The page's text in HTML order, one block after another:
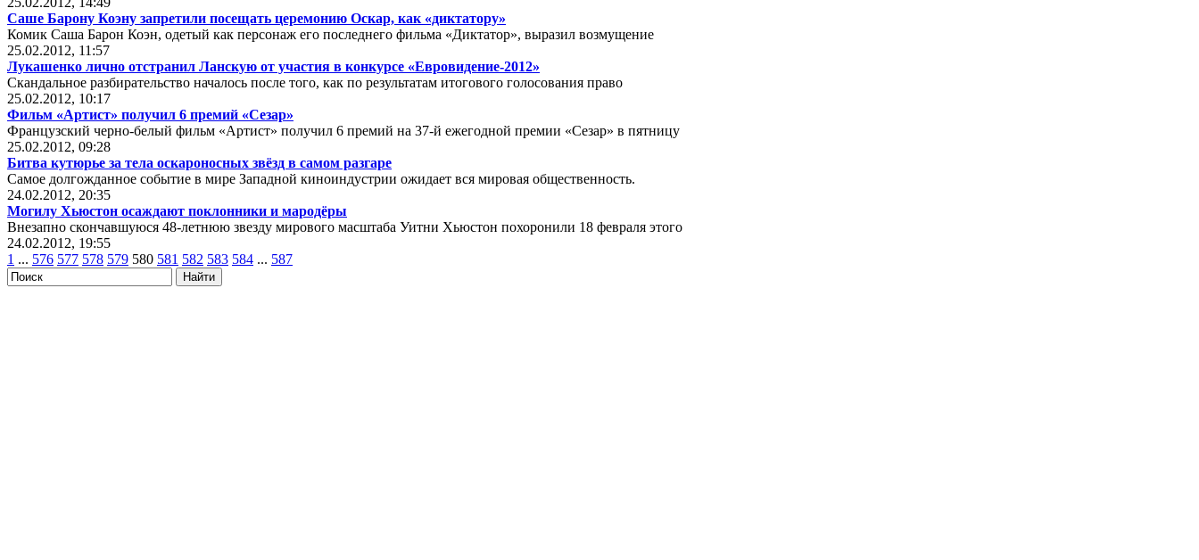
Саше Барону Коэну запретили посещать церемонию Оскар, как «диктатору»
Комик Саша Барон Коэн, одетый как персонаж его последнего фильма «Диктатор», выразил возмущение
25.02.2012, 11:57
Лукашенко лично отстранил Ланскую от участия в конкурсе «Евровидение-2012»
Скандальное разбирательство началось после того, как по результатам итогового голосования право
25.02.2012, 10:17
Фильм «Артист» получил 6 премий «Сезар»
Французский черно-белый фильм «Артист» получил 6 премий на 37-й ежегодной премии «Сезар» в пятницу
25.02.2012, 09:28
Битва кутюрье за тела оскароносных звёзд в самом разгаре
Самое долгожданное событие в мире Западной киноиндустрии ожидает вся мировая общественность.
24.02.2012, 20:35
Могилу Хьюстон осаждают поклонники и мародёры
Внезапно скончавшуюся 48-летнюю звезду мирового масштаба Уитни Хьюстон похоронили 18 февраля этого
24.02.2012, 19:55
1 ... 576 577 578 579 580 581 582 583 584 ... 587